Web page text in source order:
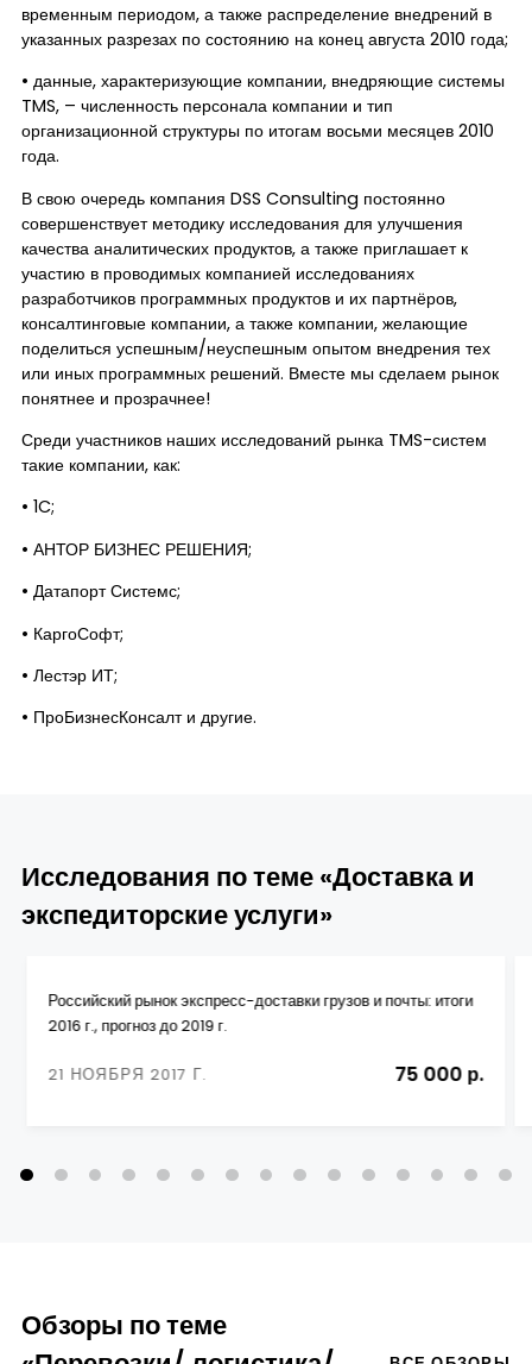
временным периодом, а также распределение внедрений в
указанных разрезах по состоянию на конец августа 2010 года;
• данные, характеризующие компании, внедряющие системы
TMS, – численность персонала компании и тип
организационной структуры по итогам восьми месяцев 2010
года.
В свою очередь компания DSS Consulting постоянно
совершенствует методику исследования для улучшения
качества аналитических продуктов, а также приглашает к
участию в проводимых компанией исследованиях
разработчиков программных продуктов и их партнёров,
консалтинговые компании, а также компании, желающие
поделиться успешным/неуспешным опытом внедрения тех
или иных программных решений. Вместе мы сделаем рынок
понятнее и прозрачнее!
Среди участников наших исследований рынка TMS-систем
такие компании, как:
• 1C;
• АНТОР БИЗНЕС РЕШЕНИЯ;
• Датапорт Системс;
• КаргоСофт;
• Лестэр ИТ;
• ПроБизнесКонсалт и другие.
Исследования по теме «Доставка и
экспедиторские услуги»
Российский рынок экспресс-доставки грузов и почты: итоги
2016 г., прогноз до 2019 г.
21 НОЯБРЯ 2017 Г. 75 000 р.
Обзоры по теме